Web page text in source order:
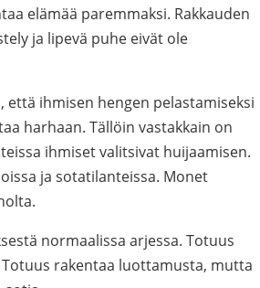
elämää paremmaksi. Rakkauden
ja lipevä puhe eivät ole
että ihmisen hengen pelastamiseksi
harhaan. Tällöin vastakkain on
ihmiset valitsivat huijaamisen.
ja sotatilanteissa. Monet
normaalissa arjessa. Totuus
rakentaa luottamusta, mutta